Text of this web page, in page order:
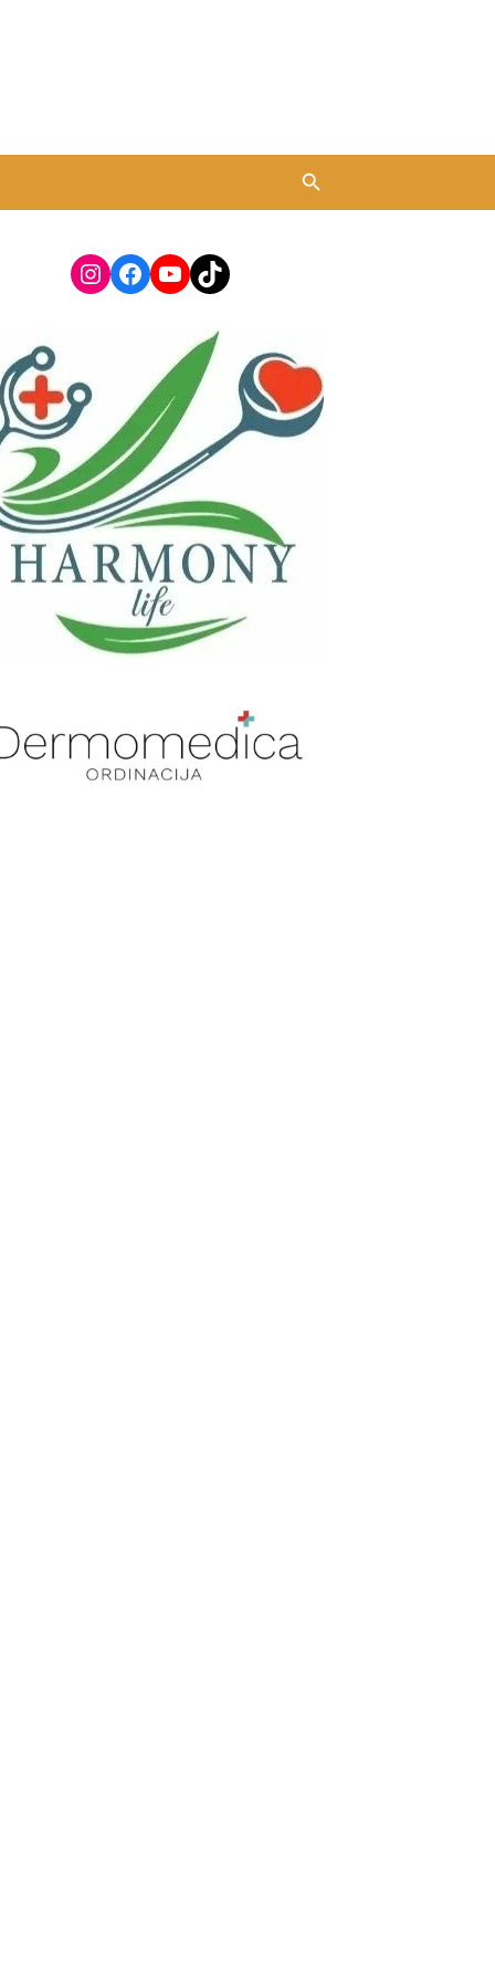
Instagram
Facebook
YouTube
TikTok